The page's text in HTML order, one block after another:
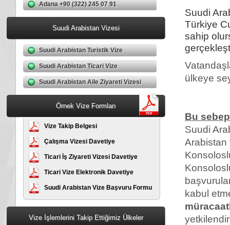
Adana +90 (322) 245 07 91
Suudi Arabistan Vizesi
Suudi Arabistan Turistik Vize
Suudi Arabistan Ticari Vize
Suudi Arabistan Aile Ziyareti Vizesi
Örnek Vize Formları
Vize Takip Belgesi
Çalışma Vizesi Davetiye
Ticari İş Ziyareti Vizesi Davetiye
Ticari Vize Elektronik Davetiye
Suudi Arabistan Vize Başvuru Formu
Vize İşlemlerini Takip Ettiğimiz Ülkeler
Suudi
Türkiye
sahip
ülkeye
Bu
Suudi
Arabistan
kabul